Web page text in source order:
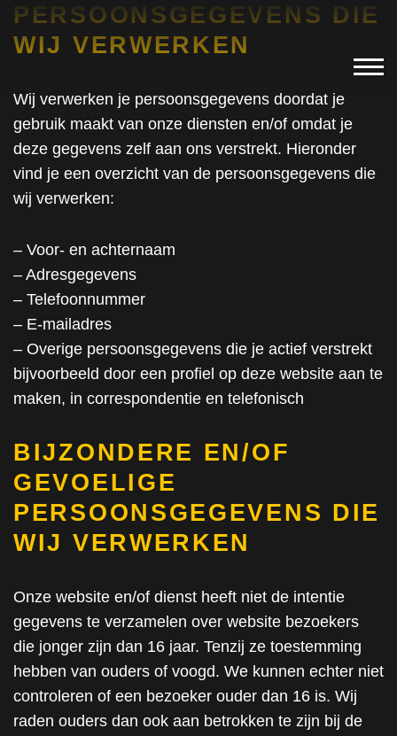
PERSOONSGEGEVENS DIE
WIJ VERWERKEN
Wij verwerken je persoonsgegevens doordat je
gebruik maakt van onze diensten en/of omdat je
deze gegevens zelf aan ons verstrekt. Hieronder
vind je een overzicht van de persoonsgegevens die
wij verwerken:
– Voor- en achternaam
– Adresgegevens
– Telefoonnummer
– E-mailadres
– Overige persoonsgegevens die je actief verstrekt
bijvoorbeeld door een profiel op deze website aan te
maken, in correspondentie en telefonisch
BIJZONDERE EN/OF
GEVOELIGE
PERSOONSGEGEVENS DIE
WIJ VERWERKEN
Onze website en/of dienst heeft niet de intentie
gegevens te verzamelen over website bezoekers
die jonger zijn dan 16 jaar. Tenzij ze toestemming
hebben van ouders of voogd. We kunnen echter niet
controleren of een bezoeker ouder dan 16 is. Wij
raden ouders dan ook aan betrokken te zijn bij de